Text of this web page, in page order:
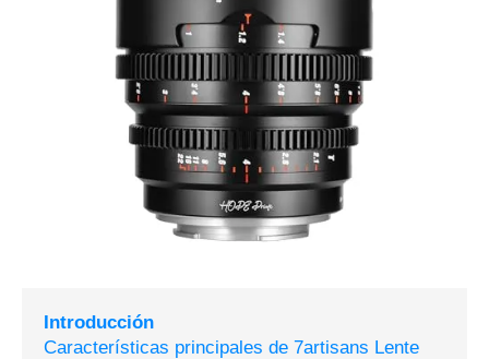
Introducción
Características principales de 7artisans Lente